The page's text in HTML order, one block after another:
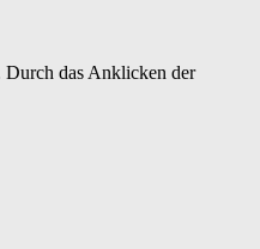
Durch das Anklicken der